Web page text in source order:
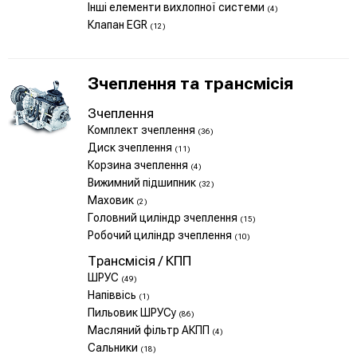
Інші елементи вихлопної системи (4)
Клапан EGR (12)
Зчеплення та трансмісія
Зчеплення
Комплект зчеплення (36)
Диск зчеплення (11)
Корзина зчеплення (4)
Вижимний підшипник (32)
Маховик (2)
Головний циліндр зчеплення (15)
Робочий циліндр зчеплення (10)
Трансмісія / КПП
ШРУС (49)
Напіввісь (1)
Пильовик ШРУСу (86)
Масляний фільтр АКПП (4)
Сальники (18)